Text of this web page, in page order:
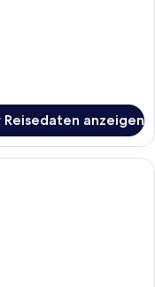
Reisedaten anzeigen
mit zwei